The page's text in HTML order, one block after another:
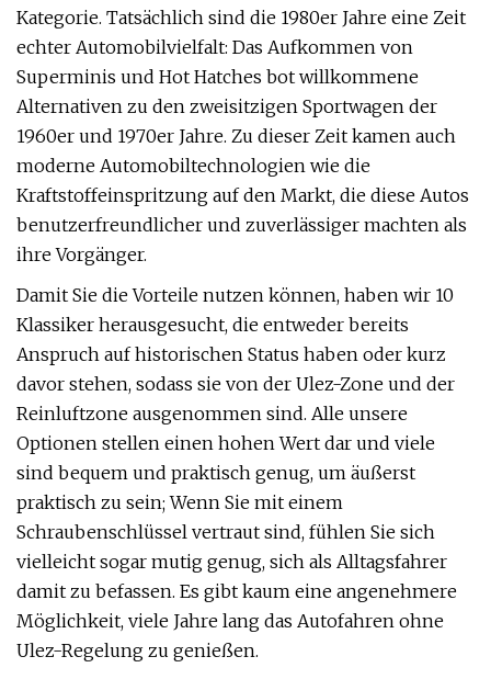
Kategorie. Tatsächlich sind die 1980er Jahre eine Zeit
echter Automobilvielfalt: Das Aufkommen von
Superminis und Hot Hatches bot willkommene
Alternativen zu den zweisitzigen Sportwagen der
1960er und 1970er Jahre. Zu dieser Zeit kamen auch
moderne Automobiltechnologien wie die
Kraftstoffeinspritzung auf den Markt, die diese Autos
benutzerfreundlicher und zuverlässiger machten als
ihre Vorgänger.
Damit Sie die Vorteile nutzen können, haben wir 10
Klassiker herausgesucht, die entweder bereits
Anspruch auf historischen Status haben oder kurz
davor stehen, sodass sie von der Ulez-Zone und der
Reinluftzone ausgenommen sind. Alle unsere
Optionen stellen einen hohen Wert dar und viele
sind bequem und praktisch genug, um äußerst
praktisch zu sein; Wenn Sie mit einem
Schraubenschlüssel vertraut sind, fühlen Sie sich
vielleicht sogar mutig genug, sich als Alltagsfahrer
damit zu befassen. Es gibt kaum eine angenehmere
Möglichkeit, viele Jahre lang das Autofahren ohne
Ulez-Regelung zu genießen.